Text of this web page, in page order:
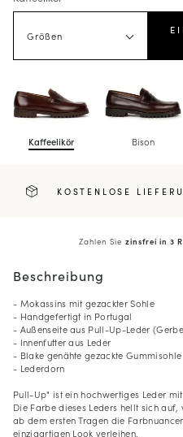
Größen
Kaffeelikör Bison
KOSTENLOSE
Zahlen Siezinsfrei in 3
Beschreibung
- Mokassins mit gezackter Sohle
- Handgefertigt in Portugal
- Außenseite aus Pull-Up-Leder
- Innenfutter aus Leder
- Blake genähte gezackte Gummisohle
- Lederdorn
Pull-Up" ist ein hochwertiges Leder
Die Farbe dieses Leders hellt sich
ab dem ersten Tragen die
einzigartigen Look verleihen.